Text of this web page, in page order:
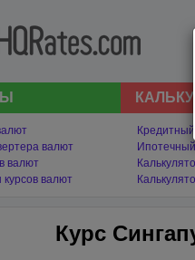
валют
валют
валют
Кредитный
Курс